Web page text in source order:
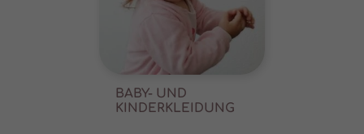
BABY- UND
KINDERKLEIDUNG